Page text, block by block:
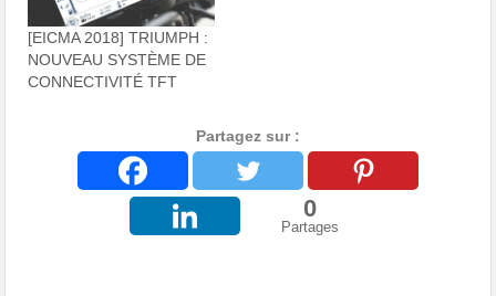
[EICMA 2018] TRIUMPH :
NOUVEAU SYSTÈME DE
CONNECTIVITÉ TFT
Partagez sur :
0
Partages